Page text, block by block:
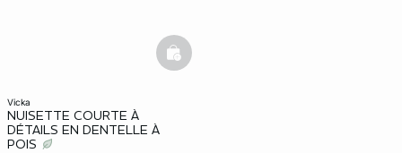
vicka
NUISETTE COURTE À
DÉTAILS EN DENTELLE À
POIS
basketfull